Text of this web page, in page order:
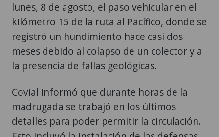
lunes, 8 de agosto, el paso vehicular en el
kilómetro 15 de la ruta al Pacífico, donde se
registró un hundimiento hace casi dos
meses debido al colapso de un colector y a
la presencia de fallas geológicas.
Covial informó que durante horas de la
madrugada se trabajó en los últimos
detalles para poder permitir la circulación.